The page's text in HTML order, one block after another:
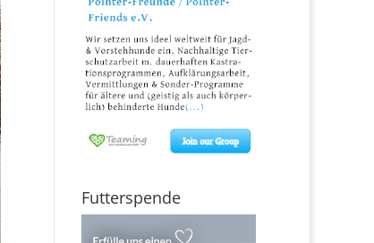
Futterspende